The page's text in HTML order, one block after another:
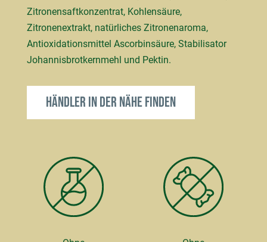
Zitronensaftkonzentrat, Kohlensäure,
Zitronenextrakt, natürliches Zitronenaroma,
Antioxidationsmittel Ascorbinsäure, Stabilisator
Johannisbrotkernmehl und Pektin.
Händler in der Nähe finden